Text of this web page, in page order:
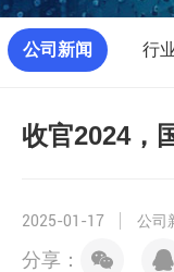
公司新闻 行
收官2024，
2025-01-17 公司
分享：